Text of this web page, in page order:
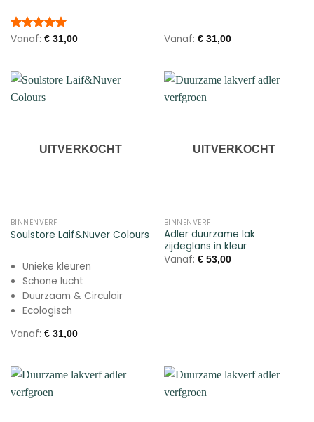
Gewaardeerd
Vanaf: €31,00 Vanaf: €31,00
UITVERKOCHT
BINNENVERF
Soulstore Laif&Nuver Colours
Unieke kleuren
Schone lucht
Duurzaam & Circulair
Ecologisch
Vanaf: €31,00
UITVERKOCHT
BINNENVERF
Adler duurzame lak
zijdeglans in kleur
Vanaf: €53,00